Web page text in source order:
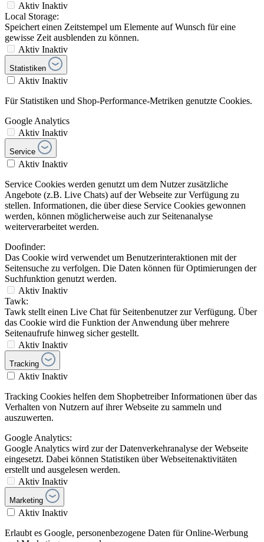
Aktiv Inaktiv
Local Storage:
Speichert einen Zeitstempel um Elemente auf Wunsch für eine
gewisse Zeit ausblenden zu können.
Aktiv Inaktiv
Statistiken
Aktiv Inaktiv
Für Statistiken und Shop-Performance-Metriken genutzte Cookies.
Google Analytics
Aktiv Inaktiv
Service
Aktiv Inaktiv
Service Cookies werden genutzt um dem Nutzer zusätzliche
Angebote (z.B. Live Chats) auf der Webseite zur Verfügung zu
stellen. Informationen, die über diese Service Cookies gewonnen
werden, können möglicherweise auch zur Seitenanalyse
weiterverarbeitet werden.
Doofinder:
Das Cookie wird verwendet um Benutzerinteraktionen mit der
Seitensuche zu verfolgen. Die Daten können für Optimierungen der
Suchfunktion genutzt werden.
Aktiv Inaktiv
Tawk:
Tawk stellt einen Live Chat für Seitenbenutzer zur Verfügung. Über
das Cookie wird die Funktion der Anwendung über mehrere
Seitenaufrufe hinweg sicher gestellt.
Aktiv Inaktiv
Tracking
Aktiv Inaktiv
Tracking Cookies helfen dem Shopbetreiber Informationen über das
Verhalten von Nutzern auf ihrer Webseite zu sammeln und
auszuwerten.
Google Analytics:
Google Analytics wird zur der Datenverkehranalyse der Webseite
eingesetzt. Dabei können Statistiken über Webseitenaktivitäten
erstellt und ausgelesen werden.
Aktiv Inaktiv
Marketing
Aktiv Inaktiv
Erlaubt es Google, personenbezogene Daten für Online-Werbung